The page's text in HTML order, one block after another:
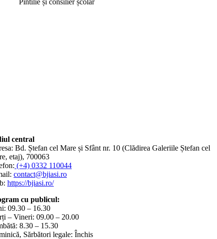
Pintilie și consilier școlar
central
Bd. Ștefan cel Mare și Sfânt nr. 10 (Clădirea Galeriile Ștefan cel
etaj), 700063
(+4) 0332 110044
contact@bjiasi.ro
https://bjiasi.ro/
cu publicul:
09.30 – 16.30
– Vineri: 09.00 – 20.00
8.30 – 15.30
Sărbători legale: Închis